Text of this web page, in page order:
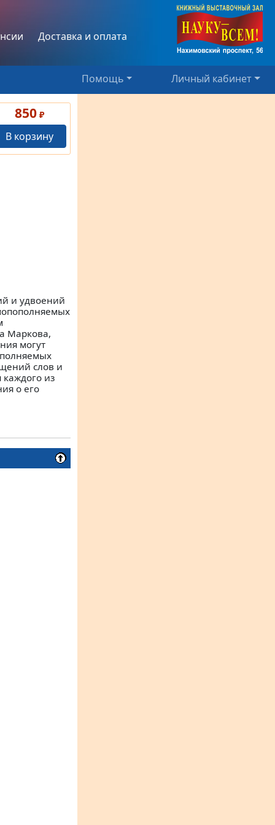
Доставка и оплата
Помощь Личный кабинет
850₽
В корзину
и удвоений
Маркова,
могут
слов и
из
о его